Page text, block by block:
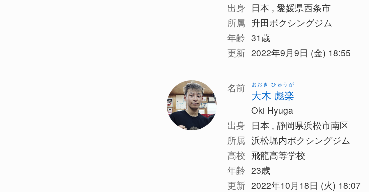
出身 日本 , 愛媛県西条市
所属 升田ボクシングジム
年齢 31歳
更新 2022年9月9日 (金) 18:55
名前
大木 彪楽
おおき ひゅうが
Oki Hyuga
出身 日本 , 静岡県浜松市南区
所属 浜松堀内ボクシングジム
高校 飛龍高等学校
年齢 23歳
更新 2022年10月18日 (火) 18:07